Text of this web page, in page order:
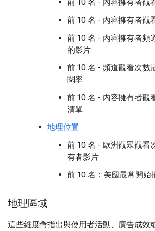
前 10 名 - 內容擁有者觀
前 10 名 - 內容擁有者觀
前 10 名 - 內容擁有者頻
的影片
前 10 名 - 頻道觀看次數
閱率
前 10 名 - 內容擁有者觀
清單
地理位置
前 10 名 - 歐洲觀眾觀看
有者影片
前 10 名：美國最常開始
地理區域
這些維度會指出與使用者活動、廣告成效